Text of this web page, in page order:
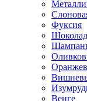
Фуксия
Шоколад
Венге